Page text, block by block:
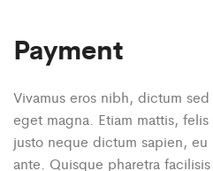
Payment
Vivamus eros nibh, dictum
eget magna. Etiam mattis,
justo neque dictum sapien,
ante. Quisque pharetra